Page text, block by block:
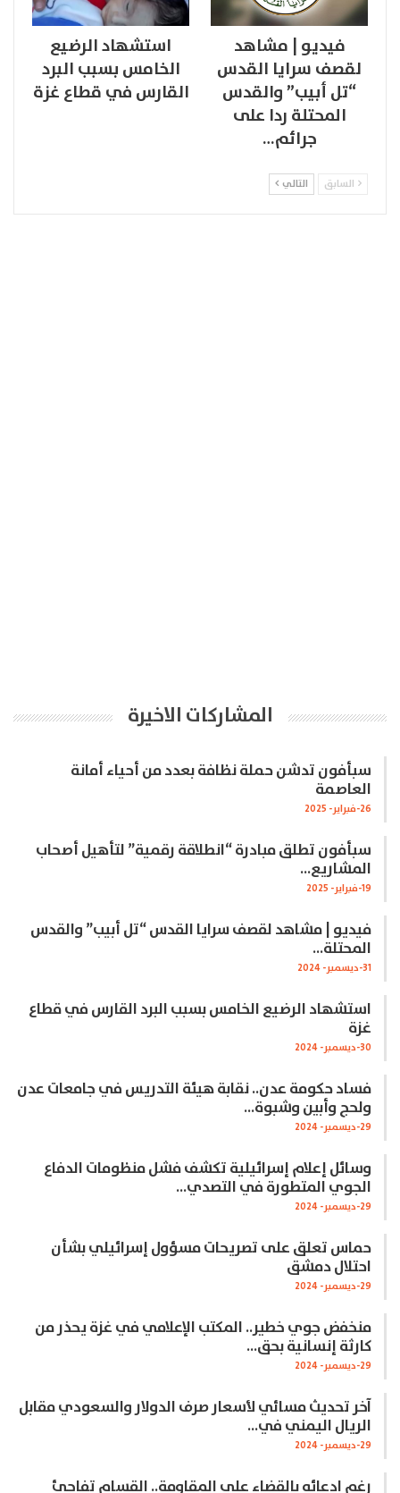
فيديو | مشاهد
لقصف سرايا القدس
“تل أبيب” والقدس
المحتلة ردا على
جرائم…
استشهاد الرضيع
الخامس بسبب البرد
القارس في قطاع غزة
السابق التالي
المشاركات الاخيرة
سبأفون تدشن حملة نظافة بعدد من أحياء أمانة
العاصمة
26-فبراير- 2025
سبأفون تطلق مبادرة “انطلاقة رقمية” لتأهيل أصحاب
المشاريع…
19-فبراير- 2025
فيديو | مشاهد لقصف سرايا القدس “تل أبيب” والقدس
المحتلة…
31-ديسمبر- 2024
استشهاد الرضيع الخامس بسبب البرد القارس في قطاع
غزة
30-ديسمبر- 2024
فساد حكومة عدن.. نقابة هيئة التدريس في جامعات عدن
ولحج وأبين وشبوة…
29-ديسمبر- 2024
وسائل إعلام إسرائيلية تكشف فشل منظومات الدفاع
الجوي المتطورة في التصدي…
29-ديسمبر- 2024
حماس تعلق على تصريحات مسؤول إسرائيلي بشأن
احتلال دمشق
29-ديسمبر- 2024
منخفض جوي خطير.. المكتب الإعلامي في غزة يحذر من
كارثة إنسانية بحق…
29-ديسمبر- 2024
آخر تحديث مسائي لأسعار صرف الدولار والسعودي مقابل
الريال اليمني في…
29-ديسمبر- 2024
رغم ادعائه بالقضاء على المقاومة.. القسام تفاجئ